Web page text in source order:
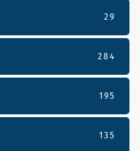
29
284
195
135